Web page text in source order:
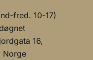
fred. 10-17)
16,
Norge